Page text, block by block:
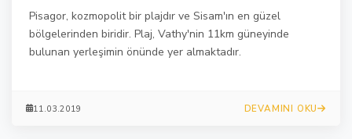
Pisagor, kozmopolit bir plajdır ve Sisam'ın en güzel
bölgelerinden biridir. Plaj, Vathy'nin 11km güneyinde
bulunan yerleşimin önünde yer almaktadır.
11.03.2019 DEVAMINI OKU